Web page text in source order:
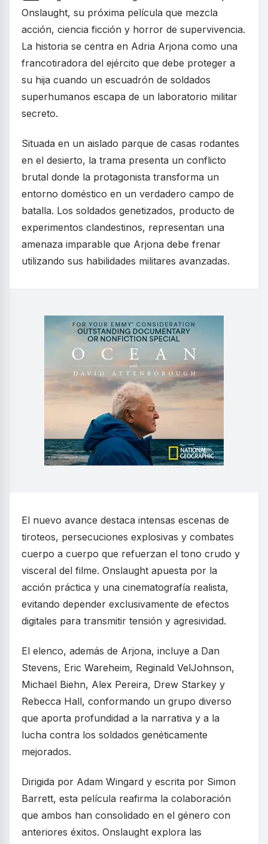
Onslaught, su próxima película que mezcla
acción, ciencia ficción y horror de supervivencia.
La historia se centra en Adria Arjona como una
francotiradora del ejército que debe proteger a
su hija cuando un escuadrón de soldados
superhumanos escapa de un laboratorio militar
secreto.
Situada en un aislado parque de casas rodantes
en el desierto, la trama presenta un conflicto
brutal donde la protagonista transforma un
entorno doméstico en un verdadero campo de
batalla. Los soldados genetizados, producto de
experimentos clandestinos, representan una
amenaza imparable que Arjona debe frenar
utilizando sus habilidades militares avanzadas.
El nuevo avance destaca intensas escenas de
tiroteos, persecuciones explosivas y combates
cuerpo a cuerpo que refuerzan el tono crudo y
visceral del filme. Onslaught apuesta por la
acción práctica y una cinematografía realista,
evitando depender exclusivamente de efectos
digitales para transmitir tensión y agresividad.
El elenco, además de Arjona, incluye a Dan
Stevens, Eric Wareheim, Reginald VelJohnson,
Michael Biehn, Alex Pereira, Drew Starkey y
Rebecca Hall, conformando un grupo diverso
que aporta profundidad a la narrativa y a la
lucha contra los soldados genéticamente
mejorados.
Dirigida por Adam Wingard y escrita por Simon
Barrett, esta película reafirma la colaboración
que ambos han consolidado en el género con
anteriores éxitos. Onslaught explora las